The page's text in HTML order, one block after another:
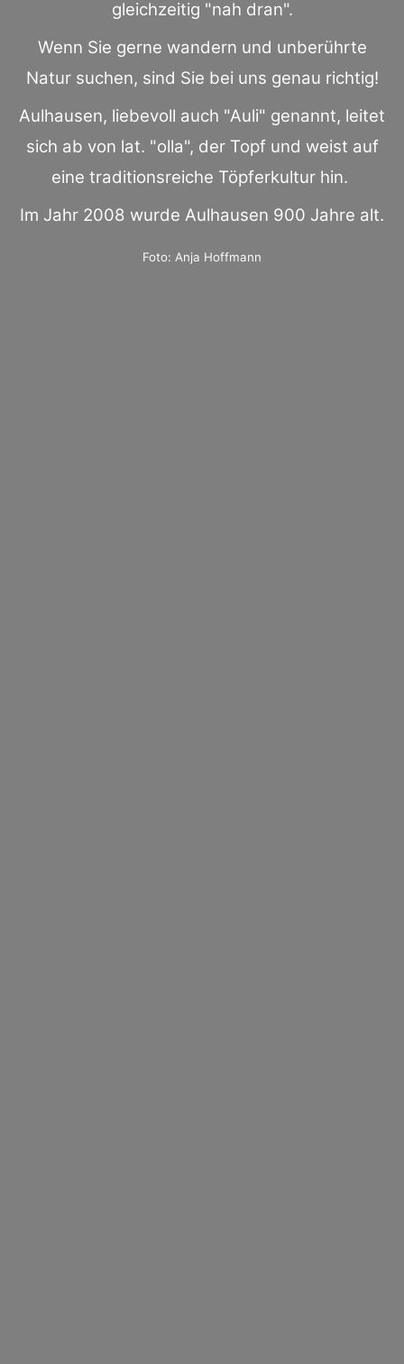
gleichzeitig "nah dran".
Wenn Sie gerne wandern und unberührte
Natur suchen, sind Sie bei uns genau richtig!
Aulhausen, liebevoll auch "Auli" genannt, leitet
sich ab von lat. "olla", der Topf und weist auf
eine traditionsreiche Töpferkultur hin.
Im Jahr 2008 wurde Aulhausen 900 Jahre alt.
Foto: Anja Hoffmann